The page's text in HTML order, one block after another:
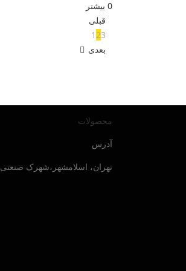
0 بیشتر
قبلی
123
بعدی
محصولات
آدرس
تهران، اسلامشهر،شهرک صنعتی چهاردانگه ، خیابان